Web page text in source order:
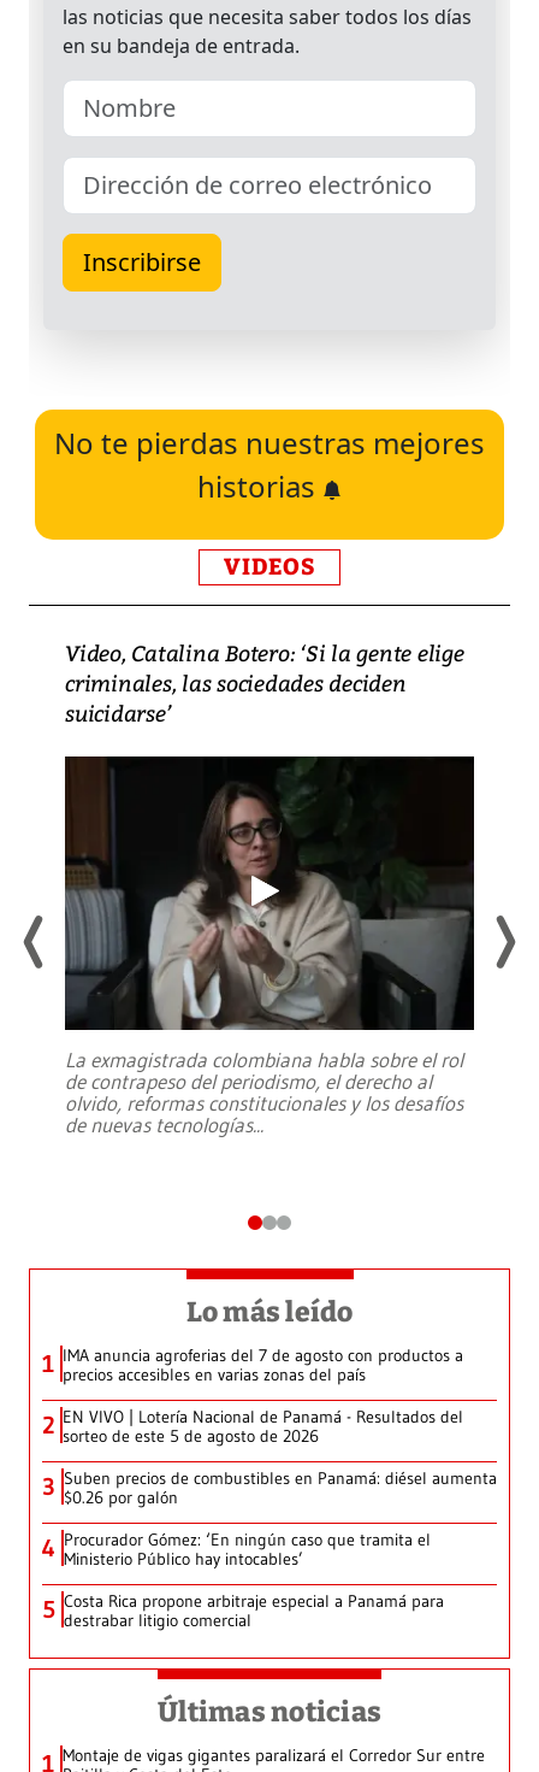
No te pierdas nuestras mejores
historias
VIDEOS
Video, Catalina Botero: ‘Si la gente elige
criminales, las sociedades deciden
suicidarse’
La exmagistrada colombiana habla sobre el rol
de contrapeso del periodismo, el derecho al
olvido, reformas constitucionales y los desafíos
de nuevas tecnologías...
Lo más leído
1 IMA anuncia agroferias del 7 de agosto con productos a
precios accesibles en varias zonas del país
2 EN VIVO | Lotería Nacional de Panamá - Resultados del
sorteo de este 5 de agosto de 2026
3 Suben precios de combustibles en Panamá: diésel aumenta
$0.26 por galón
4 Procurador Gómez: ‘En ningún caso que tramita el
Ministerio Público hay intocables’
5 Costa Rica propone arbitraje especial a Panamá para
destrabar litigio comercial
Últimas noticias
1 Montaje de vigas gigantes paralizará el Corredor Sur entre